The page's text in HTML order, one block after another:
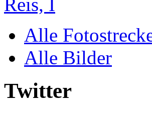
Alle
Alle Bilder
Twitter